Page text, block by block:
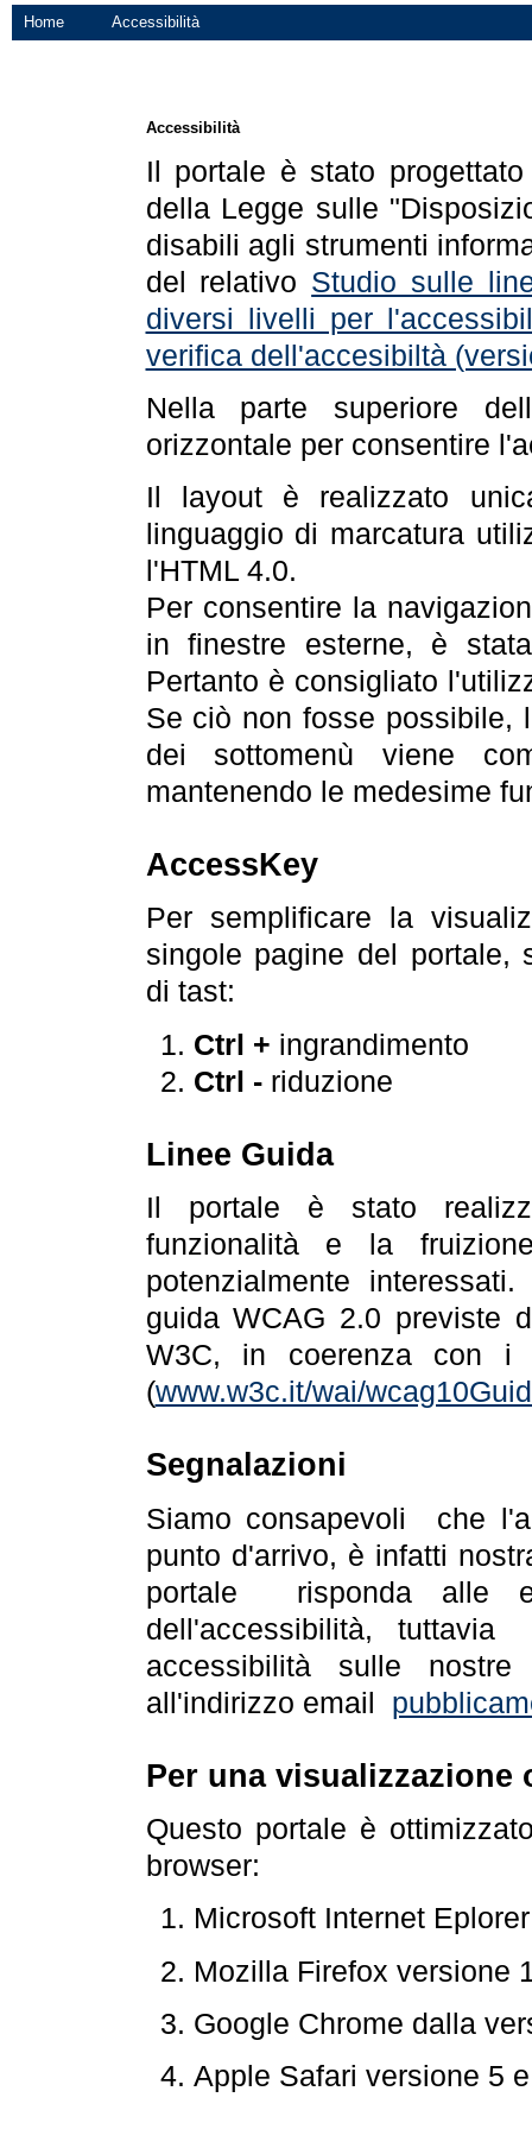
Home Accessibilità
Accessibilità
Il portale è stato
della Legge sulle
disabili agli strumenti
del relativo Studio sulle
diversi livelli per
verifica dell'accesibiltà
Nella parte superiore
orizzontale per consentire
Il layout è realizzato
linguaggio di marcatura
l'HTML 4.0.
Per consentire la
in finestre esterne, è
Pertanto è consigliato
Se ciò non fosse possibile,
dei sottomenù viene
mantenendo le medesime
AccessKey
Per semplificare la
singole pagine del portale,
di tast:
Ctrl + ingrandimento
Ctrl -riduzione
Linee Guida
Il portale è stato
funzionalità e la
potenzialmente
guida WCAG 2.0 previste
W3C, in coerenza con i
(www.w3c.it/wai/
Segnalazioni
Siamo consapevoli che
punto d'arrivo, è infatti
portale risponda alle
dell'accessibilità,
accessibilità sulle
all'indirizzo email
Per una visualizzazione
Questo portale è
browser:
Microsoft Internet
Mozilla Firefox versione
Google Chrome dalla
Apple Safari versione 5